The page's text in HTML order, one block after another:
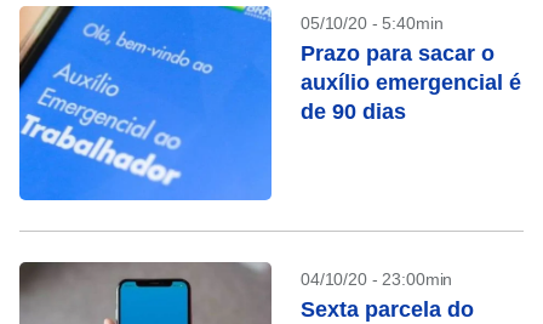
05/10/20 - 5:40min
Prazo para sacar o
auxílio emergencial é
de 90 dias
04/10/20 - 23:00min
Sexta parcela do